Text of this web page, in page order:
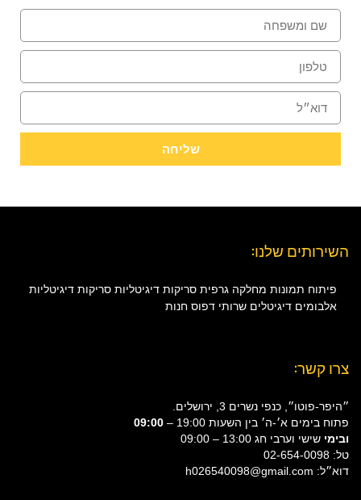
שליחה
השירותים שלנו:
פיתוח תמונות מחלקה גרפית סריקות דיגיטליות סריקות דיגיטליות
אלבומים דיגיטלים שרותי דפוס חנות
צרו קשר:
״היפר-פוטו״, כנפי נשרים 3, ירושלים.
פתוח בימים א׳-ה׳ בין השעות 19:00 –
09:00
ובימי שישי וערבי חג 13:00 – 09:00
טל: 02-654-0098
דוא״ל: h026540098@gmail.com